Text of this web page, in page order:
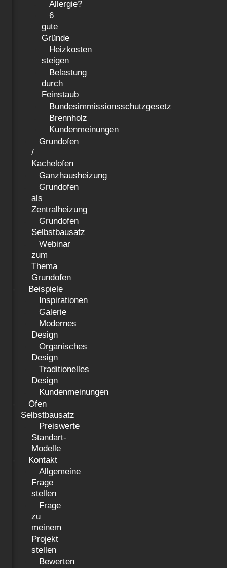
Allergie?
6
gute
Gründe
Heizkosten
steigen
Belastung
durch
Feinstaub
Bundesimmissionsschutzgesetz
Brennholz
Kundenmeinungen
Grundofen
/
Kachelofen
Ganzhausheizung
Grundofen
als
Zentralheizung
Grundofen
Selbstbausatz
Webinar
zum
Thema
Grundofen
Beispiele
Inspirationen
Galerie
Modernes
Design
Organisches
Design
Traditionelles
Design
Kundenmeinungen
Ofen
Selbstbausatz
Preiswerte
Standart-
Modelle
Kontakt
Allgemeine
Frage
stellen
Frage
zu
meinem
Projekt
stellen
Bewerten